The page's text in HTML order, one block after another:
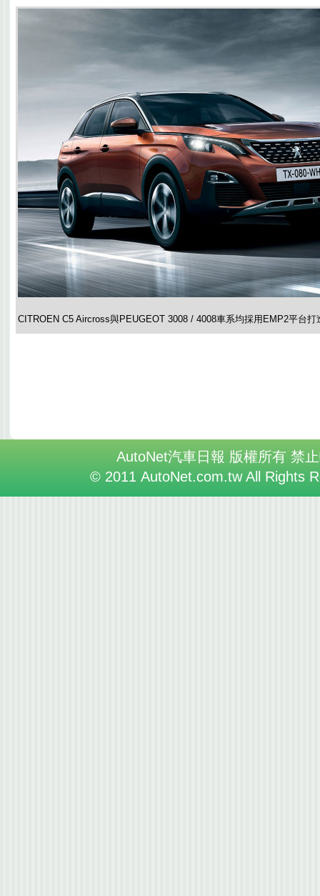
CITROEN C5 Aircross與PEUGEOT 3008 / 4008車系均採用EMP2平台打
AutoNet汽車日報 版權所有 禁
© 2011 AutoNet.com.tw All Rights